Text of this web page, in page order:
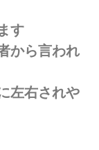
す
から言われ
左右されや